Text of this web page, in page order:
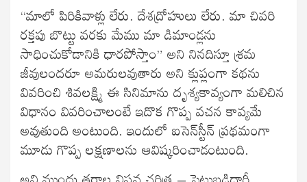
“మాలో పిరికివాళ్లు లేరు. దేశద్రోహులు లేరు. మా చివరి
రక్తపు బొట్టు వరకు మేము మా డిమాండ్లను
సాధించుకోడానికి ధారపోస్తాం” అని నినదిస్తూ శ్రమ
జీవులందరూ అమరులవుతారు అని క్లుప్లంగా కథను
వివరించి శివలక్ష్మి ఈ సినిమాను దృశ్యకావ్యంగా మలిచిన
విధానం వివరించాలంటే ఇదొక గొప్ప వచన కావ్యమే
అవుతుంది అంటుంది. ఇందులో ఐసెన్‍స్టీన్‍ ప్రథమంగా
మూడు గొప్ప లక్షణాలను ఆవిష్కరించాడంటుంది.